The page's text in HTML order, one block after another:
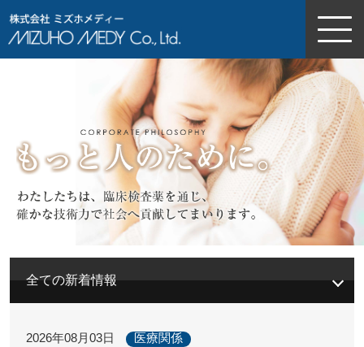
全ての新着情報
2026年08月03日
医療関係